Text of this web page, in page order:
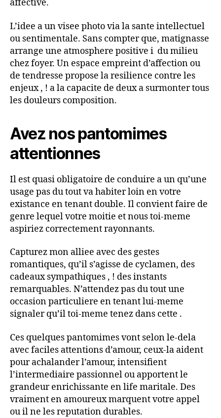
affective.
L’idee a un visee photo via la sante intellectuel
ou sentimentale. Sans compter que, matignasse
arrange une atmosphere positive i du milieu
chez foyer. Un espace empreint d’affection ou
de tendresse propose la resilience contre les
enjeux , ! a la capacite de deux a surmonter tous
les douleurs composition.
Avez nos pantomimes
attentionnes
Il est quasi obligatoire de conduire a un qu’une
usage pas du tout va habiter loin en votre
existance en tenant double. Il convient faire de
genre lequel votre moitie et nous toi-meme
aspiriez correctement rayonnants.
Capturez mon alliee avec des gestes
romantiques, qu’il s’agisse de cyclamen, des
cadeaux sympathiques , ! des instants
remarquables. N’attendez pas du tout une
occasion particuliere en tenant lui-meme
signaler qu’il toi-meme tenez dans cette .
Ces quelques pantomimes vont selon le-dela
avec faciles attentions d’amour, ceux-la aident
pour achalander l’amour, intensifient
l’intermediaire passionnel ou apportent le
grandeur enrichissante en life maritale. Des
vraiment en amoureux marquent votre appel
ou il ne les reputation durables.